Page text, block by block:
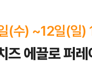
(수) ~12일(일
즈 에끌로 퍼레